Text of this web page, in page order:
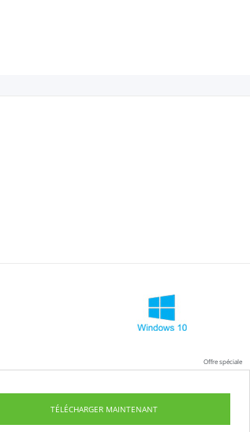
Offre spéciale
TÉLÉCHARGER MAINTENANT